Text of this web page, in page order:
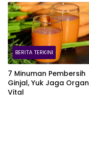
Terbanyak
BERITA TERKINI
7 Minuman Pembersih
Ginjal, Yuk Jaga Organ
Vital